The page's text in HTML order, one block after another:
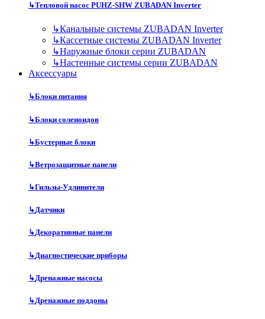
↳Тепловой насос PUHZ-SHW ZUBADAN Inverter
↳Канальные системы ZUBADAN Inverter
↳Кассетные системы ZUBADAN Inverter
↳Наружные блоки серии ZUBADAN
↳Настенные системы серии ZUBADAN
Аксесcуары
↳Блоки питания
↳Блоки соленоидов
↳Бустерные блоки
↳Ветрозащитные панели
↳Гильзы-Удлинители
↳Датчики
↳Декоративные панели
↳Диагностические приборы
↳Дренажные насосы
↳Дренажные поддоны